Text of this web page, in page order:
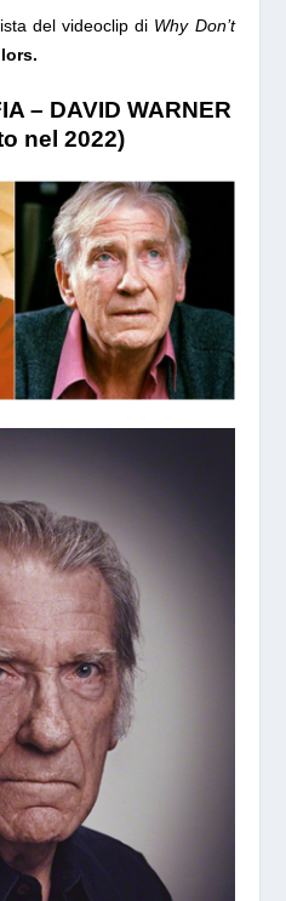
del videoclip di Why Don’t
– DAVID WARNER
nel 2022)